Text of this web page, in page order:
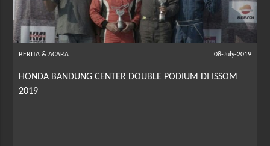
BERITA & ACARA 08-July-2019
HONDA BANDUNG CENTER DOUBLE PODIUM DI ISSOM
2019